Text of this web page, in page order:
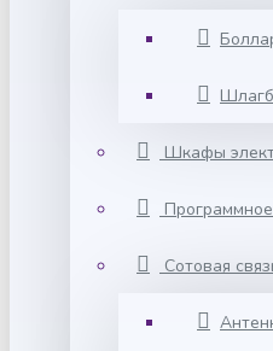
Шкафы
Сотовая